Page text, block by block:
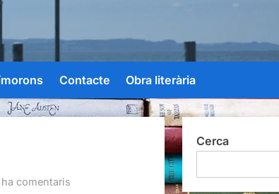
Contacte Obra literària
comentaris
Cerca